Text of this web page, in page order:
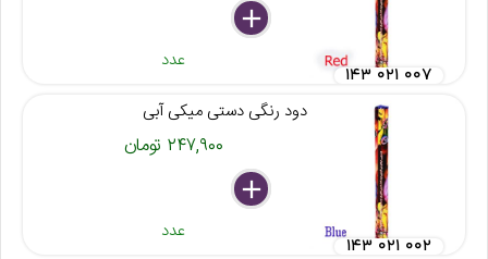
delete
remove
add
عدد
۱۴۳ ۰۲۱ ۰۰۷
دود رنگی دستی میکی آبی
۲۴۷,۹۰۰ تومان
delete
remove
add
عدد
۱۴۳ ۰۲۱ ۰۰۲